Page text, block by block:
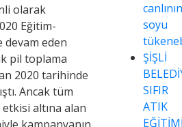
olarak
Eğitim-
devam eden
pil toplama
2020 tarihinde
Ancak tüm
altına alan
canlının
soyu
ŞİŞLİ
SIFIR
ATIK